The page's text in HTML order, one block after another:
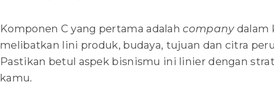
Komponen C yang pertama adalahcompanydalam
melibatkan lini produk, budaya, tujuan dan citra
Pastikan betul aspek bisnismu ini linier dengan
kamu.